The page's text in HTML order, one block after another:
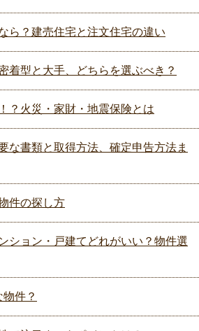
ら？建売住宅と注文住宅の違い
着型と大手、どちらを選ぶべき？
？火災・家財・地震保険とは
な書類と取得方法、確定申告方法ま
件の探し方
ション・戸建てどれがいい？物件選
件？